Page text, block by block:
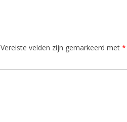
Vereiste velden zijn gemarkeerd met *